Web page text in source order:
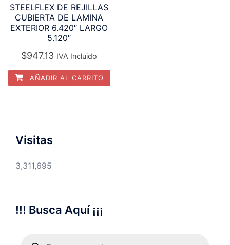
STEELFLEX DE REJILLAS
CUBIERTA DE LAMINA
EXTERIOR 6.420″ LARGO
5.120″
$947.13 IVA Incluido
AÑADIR AL CARRITO
Visitas
3,311,695
!!! Busca Aquí ¡¡¡